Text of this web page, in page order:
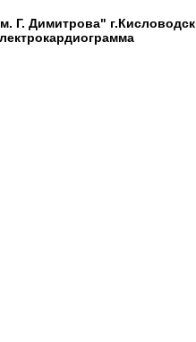
Г. Димитрова" г.Кисловодск